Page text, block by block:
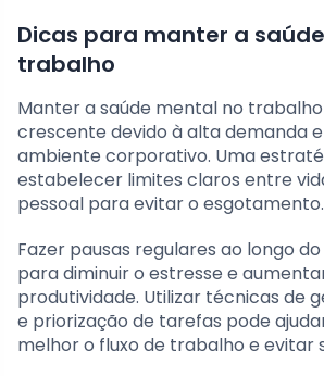
Dicas para manter a
trabalho
Manter a saúde mental no
crescente devido à alta demanda
ambiente corporativo. Uma
estabelecer limites claros entre
pessoal para evitar o esgotamento.
Fazer pausas regulares ao longo
para diminuir o estresse e
produtividade. Utilizar técnicas de
e priorização de tarefas pode
melhor o fluxo de trabalho e evitar